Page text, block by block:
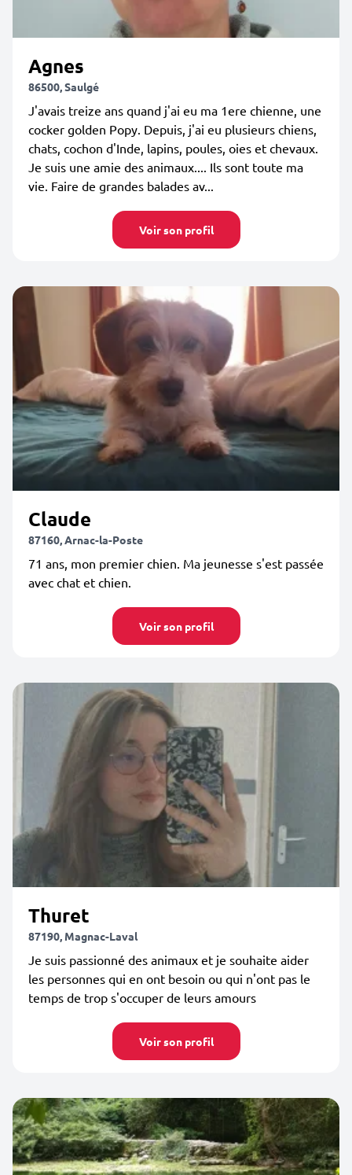
Agnes
86500, Saulgé
J'avais treize ans quand j'ai eu ma 1ere chienne, une
cocker golden Popy. Depuis, j'ai eu plusieurs chiens,
chats, cochon d'Inde, lapins, poules, oies et chevaux.
Je suis une amie des animaux.... Ils sont toute ma
vie. Faire de grandes balades av...
Voir son profil
Claude
87160, Arnac-la-Poste
71 ans, mon premier chien. Ma jeunesse s'est passée
avec chat et chien.
Voir son profil
Thuret
87190, Magnac-Laval
Je suis passionné des animaux et je souhaite aider
les personnes qui en ont besoin ou qui n'ont pas le
temps de trop s'occuper de leurs amours
Voir son profil